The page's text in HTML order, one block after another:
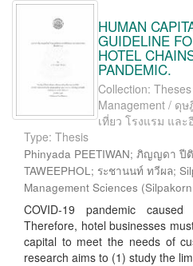
HUMAN
GUIDELINE
HOTEL
PANDEMIC.
Collection:
Management / ดุ
เที่ยว โรงแรม และ
Type: Thesis
Phinyada PEETIWAN; ภิญญดา ปี
TAWEEPHOL; ระชานนท์ ทวีผล;
Management Sciences (
COVID-19 pandemic
Therefore, hotel businesses
capital to meet the needs of
research aims to (1) study the